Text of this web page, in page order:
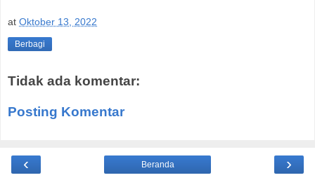
at Oktober 13, 2022
Berbagi
Tidak ada komentar:
Posting Komentar
‹ ›
Beranda